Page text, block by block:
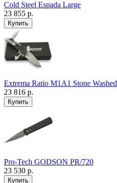
Cold Steel Espada Large
23 855 р.
Extrema Ratio M1A1 Stone Washed
23 816 р.
Pro-Tech GODSON PR/720
23 530 р.